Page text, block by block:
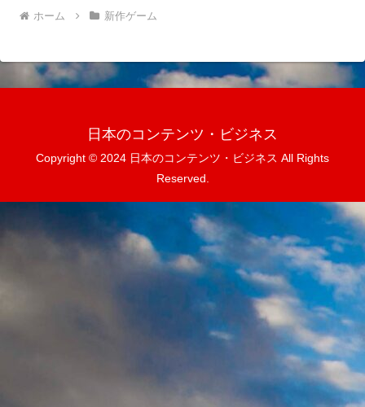
ホーム 新作ゲーム
日本のコンテンツ・ビジネス
Copyright © 2024 日本のコンテンツ・ビジネス All Rights
Reserved.